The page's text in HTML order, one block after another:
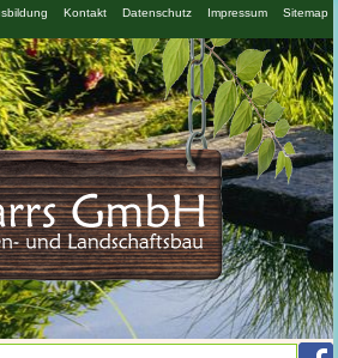
Kontakt Datenschutz Impressum Sitemap